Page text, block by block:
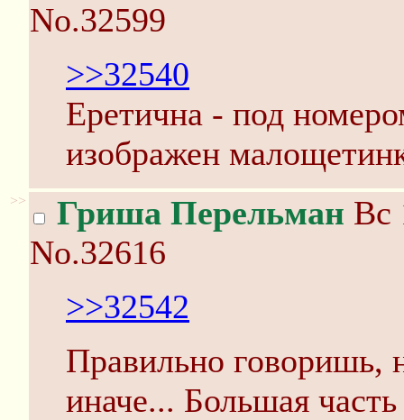
No.32599
>>32540
Еретична - под
изображен
>> Гриша Перельман Вс
No.32616
>>32542
Правильно говоришь,
иначе... Большая